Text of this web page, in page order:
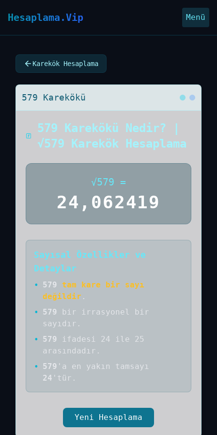
Hesaplama.Vip Menü
Karekök Hesaplama
579 Karekökü
579 Karekökü Nedir? |
√579 Karekök Hesaplama
√579 =
24,062419
Sayısal Özellikler ve
Detaylar
• 579
tam kare bir sayı
değildir .
•
579 bir
irrasyonel bir
sayıdır .
•
579
ifadesi 24 ile 25
arasındadır.
•
579 'a en yakın tamsayı
24 'tür.
Yeni Hesaplama